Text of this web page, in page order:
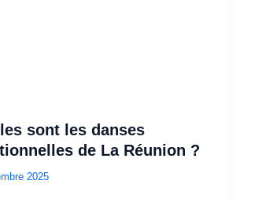
sont les danses
de La Réunion ?
2025